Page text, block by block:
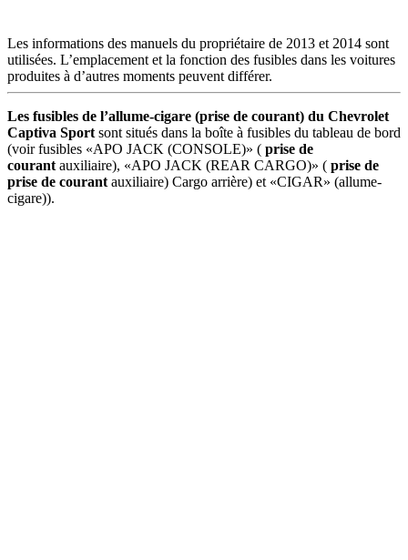
Les informations des manuels du propriétaire de 2013 et 2014 sont
utilisées. L’emplacement et la fonction des fusibles dans les voitures
produites à d’autres moments peuvent différer.
Les fusibles de l’allume-cigare (prise de courant) du Chevrolet
Captiva Sport sont situés dans la boîte à fusibles du tableau de bord
(voir fusibles «APO JACK (CONSOLE)» ( prise de
courant auxiliaire), «APO JACK (REAR CARGO)» ( prise de
prise de courant auxiliaire) Cargo arrière) et «CIGAR» (allume-
cigare)).